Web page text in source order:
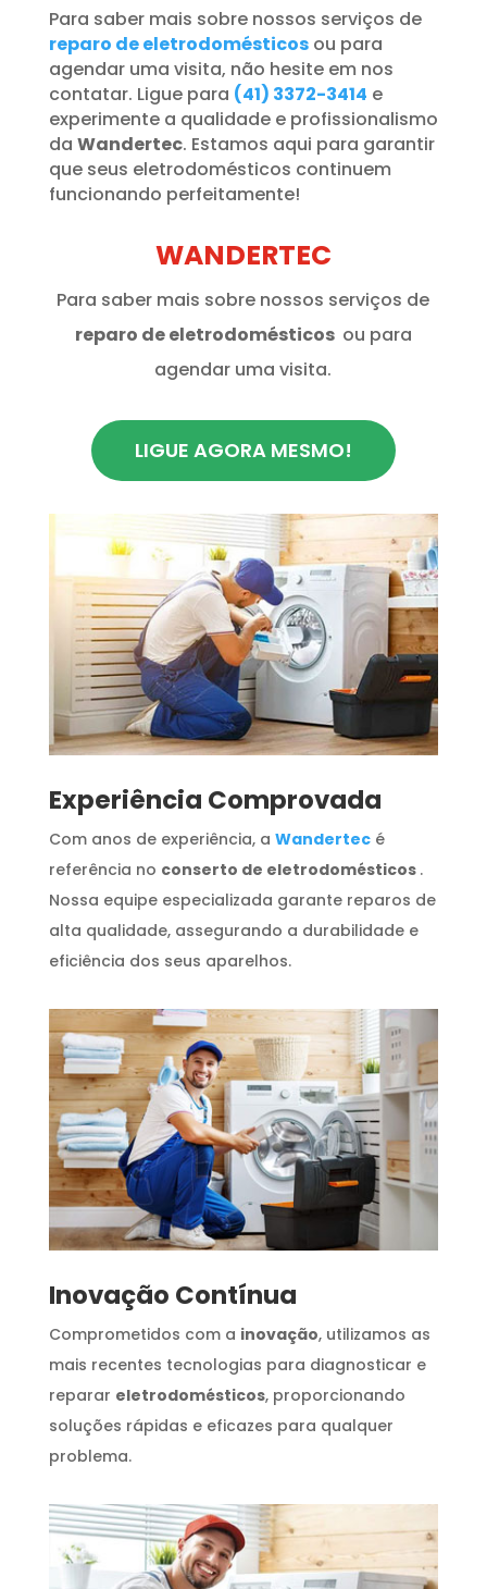
Para saber mais sobre nossos serviços de
reparo de eletrodomésticos ou para
agendar uma visita, não hesite em nos
contatar. Ligue para (41) 3372-3414 e
experimente a qualidade e profissionalismo
da Wandertec. Estamos aqui para garantir
que seus eletrodomésticos continuem
funcionando perfeitamente!
WANDERTEC
Para saber mais sobre nossos serviços de
reparo de eletrodomésticos ou para
agendar uma visita.
LIGUE AGORA MESMO!
​Experiência Comprovada
Com anos de experiência, a Wandertecé
referência no conserto de eletrodomésticos .
Nossa equipe especializada garante reparos de
alta qualidade, assegurando a durabilidade e
eficiência dos seus aparelhos.
Inovação Contínua
Comprometidos com a inovação, utilizamos as
mais recentes tecnologias para diagnosticar e
reparar eletrodomésticos, proporcionando
soluções rápidas e eficazes para qualquer
problema.